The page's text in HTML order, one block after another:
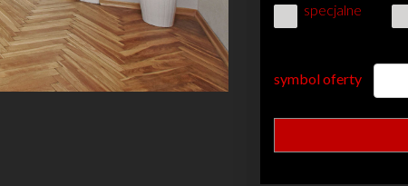
specjalne
symbol oferty